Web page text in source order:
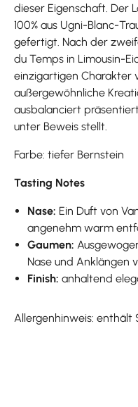
dieser Eigenschaft. Der
100% aus Ugni-Blanc-
gefertigt. Nach der
du Temps in Limousin-
einzigartigen Charakter
außergewöhnliche
ausbalanciert
unter Beweis stellt.
Farbe: tiefer Bernstein
Tasting Notes
Nase: Ein Duft von
angenehm warm
Gaumen:
Nase und Anklängen
Finish:anhaltend
Allergenhinweis: enthält